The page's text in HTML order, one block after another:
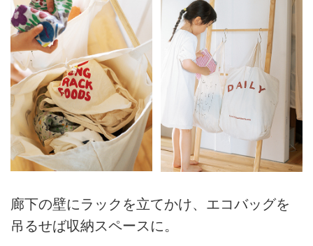
廊下の壁にラックを立てかけ、エコバッグを
吊るせば収納スペースに。